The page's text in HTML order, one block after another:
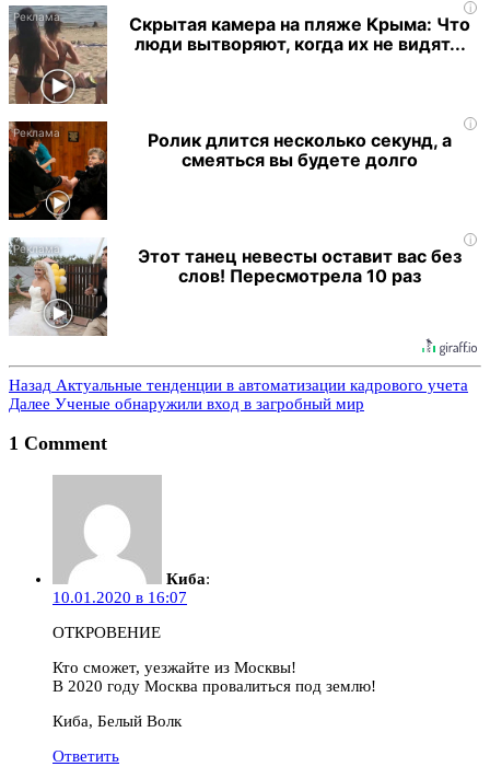
i
Скрытая камера на пляже Крыма: Что
люди вытворяют, когда их не видят...
i
Ролик длится несколько секунд, а
смеяться вы будете долго
i
Этот танец невесты оставит вас без
слов! Пересмотрела 10 раз
Назад Актуальные тенденции в автоматизации кадрового учета
Далее Ученые обнаружили вход в загробный мир
1 Comment
Киба:
10.01.2020 в 16:07
ОТКРОВЕНИЕ
Кто сможет, уезжайте из Москвы!
В 2020 году Москва провалиться под землю!
Киба, Белый Волк
Ответить